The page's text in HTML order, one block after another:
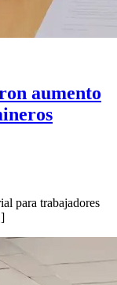
aumento
para trabajadores